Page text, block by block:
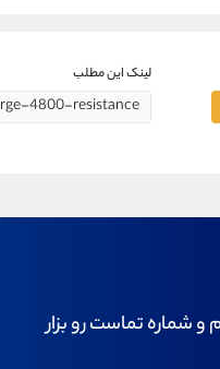
لینک این مطلب
و شماره تماست رو بزار